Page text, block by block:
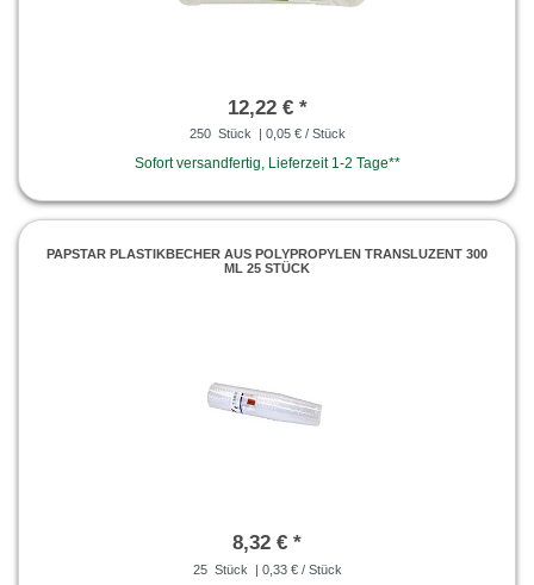
12,22 € *
250 Stück | 0,05 € / Stück
Sofort versandfertig, Lieferzeit 1-2 Tage**
PAPSTAR PLASTIKBECHER AUS POLYPROPYLEN TRANSLUZENT 300
ML 25 STÜCK
8,32 € *
25 Stück | 0,33 € / Stück